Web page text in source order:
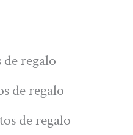
regalo
de regalo
de regalo